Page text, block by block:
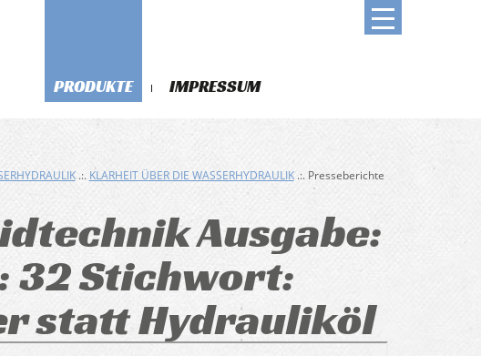
PRODUKTE IMPRESSUM
.:. KLARHEIT ÜBER DIE WASSERHYDRAULIK.:. Presseberichte
Ausgabe:
32 Stichwort:
statt Hydrauliköl